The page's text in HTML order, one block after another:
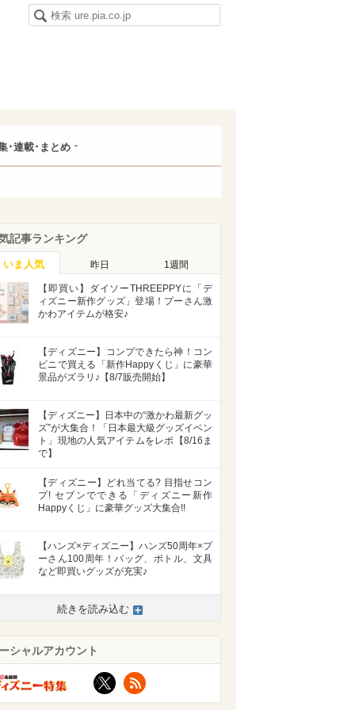
･連載･まとめ
記事ランキング
いま人気 昨日 1週間
【即買い】ダイソーTHREEPPYに「デ
ィズニー新作グッズ」登場！プーさん激
かわアイテムが格安♪
【ディズニー】コンプできたら神！コン
ビニで買える「新作Happyくじ」に豪華
景品がズラリ♪【8/7販売開始】
【ディズニー】日本中の“激かわ最新グッ
ズ”が大集合！「日本最大級グッズイベン
ト」現地の人気アイテムをレポ【8/16ま
で】
【ディズニー】どれ当てる? 目指せコン
プ! セブンでできる「ディズニー新作
Happyくじ」に豪華グッズ大集合!!
【ハンズ×ディズニー】ハンズ50周年×プ
ーさん100周年！バッグ、ボトル、文具
など即買いグッズが充実♪
続きを読み込む
シャルアカウント
X